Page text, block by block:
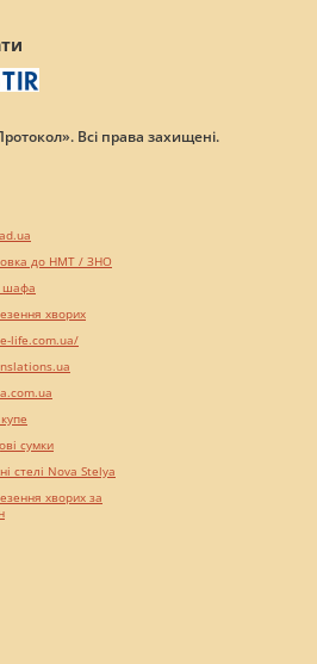
Всі права захищені.
до НМТ / ЗНО
шафа
хворих
life.com.ua/
сумки
стелі Nova Stelya
хворих за